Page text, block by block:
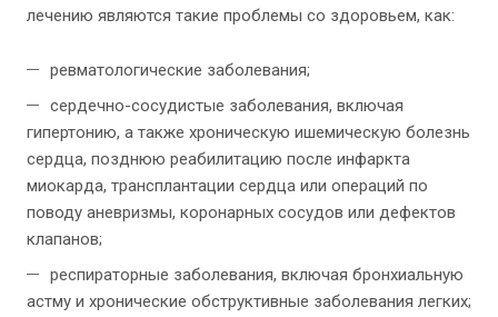
лечению являются такие проблемы со здоровьем, как:
ревматологические заболевания;
сердечно-сосудистые заболевания, включая
гипертонию, а также хроническую ишемическую болезнь
сердца, позднюю реабилитацию после инфаркта
миокарда, трансплантации сердца или операций по
поводу аневризмы, коронарных сосудов или дефектов
клапанов;
респираторные заболевания, включая бронхиальную
астму и хронические обструктивные заболевания легких;